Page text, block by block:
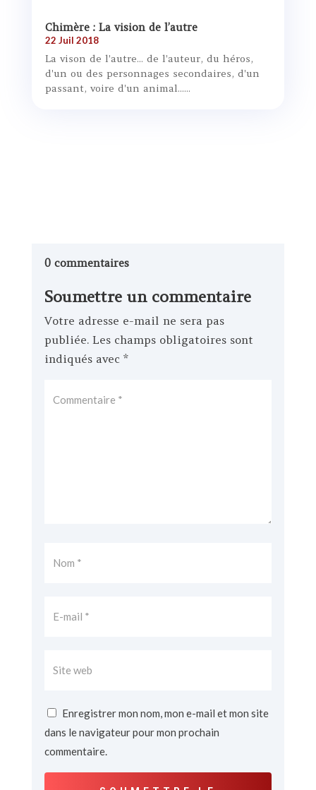
Chimère : La vision de l’autre
22 Juil 2018
La vison de l'autre... de l'auteur, du héros,
d'un ou des personnages secondaires, d'un
passant, voire d'un animal......
0 commentaires
Soumettre un commentaire
Votre adresse e-mail ne sera pas
publiée. Les champs obligatoires sont
indiqués avec *
Enregistrer mon nom, mon e-mail et mon site
dans le navigateur pour mon prochain
commentaire.